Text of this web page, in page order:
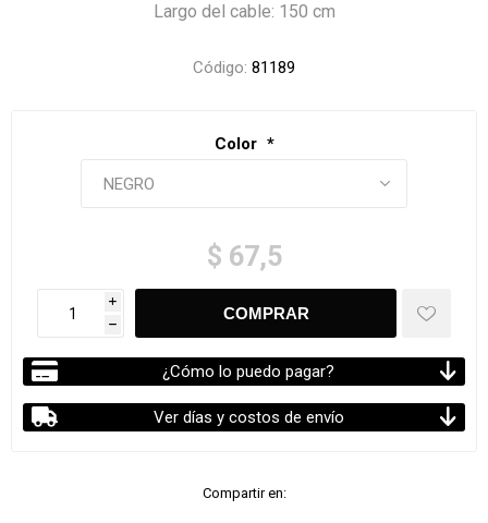
Largo del cable: 150 cm
Código: 81189
Color *
$ 67,5
i
h
¿Cómo lo puedo pagar?
Ver días y costos de envío
Compartir en: